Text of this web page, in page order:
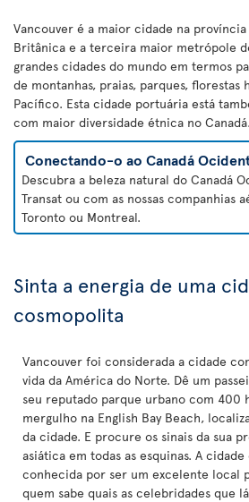
Vancouver é a maior cidade na
Britânica e a terceira maior metrópole
grandes cidades do mundo em termos
de montanhas, praias, parques, florestas
Pacífico. Esta cidade portuária está
com maior diversidade étnica no Canadá.
Conectando-o ao Canadá
Descubra a beleza natural do Canadá
Transat ou com as nossas companhias
Toronto ou Montreal.
Sinta a energia de uma
cosmopolita
Vancouver foi considerada a cidade
vida da América do Norte. Dê um
seu reputado parque urbano com 400
mergulho na English Bay Beach,
da cidade. E procure os sinais da sua
asiática em todas as esquinas. A
conhecida por ser um excelente local
quem sabe quais as celebridades que